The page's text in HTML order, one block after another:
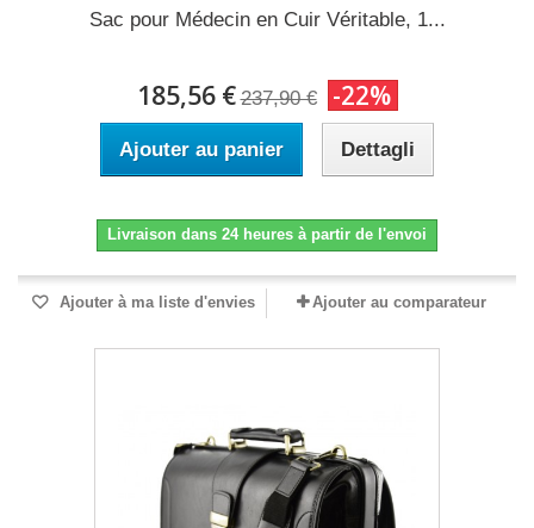
Sac pour Médecin en Cuir Véritable, 1...
185,56 € 237,90 € -22%
Ajouter au panier Dettagli
Livraison dans 24 heures à partir de l'envoi
Ajouter à ma liste d'envies Ajouter au comparateur